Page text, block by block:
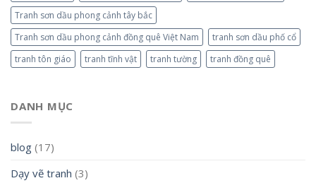
Tranh sơn dầu phong cảnh tây bắc
Tranh sơn dầu phong cảnh đồng quê Việt Nam
tranh sơn dầu phố cổ
tranh tôn giáo
tranh tĩnh vật tranh tường tranh đồng quê
DANH MỤC
blog (17)
Dạy vẽ tranh (3)